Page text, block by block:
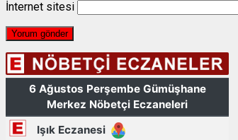
İnternet sitesi